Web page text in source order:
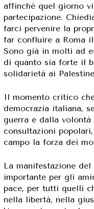
affinché quel giorno
partecipazione.
farci pervenire la
far confluire a Roma
Sono già in molti ad
di quanto sia forte il
solidarietà ai
Il momento critico
democrazia italiana,
guerra e dalla
consultazioni
campo la forza dei
La manifestazione del
importante per gli
pace, per tutti quelli
nella libertà, nella